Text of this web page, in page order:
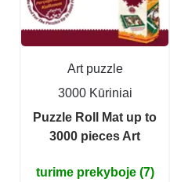
Art puzzle
3000 Kūriniai
Puzzle Roll Mat up to
3000 pieces Art
turime prekyboje (7)